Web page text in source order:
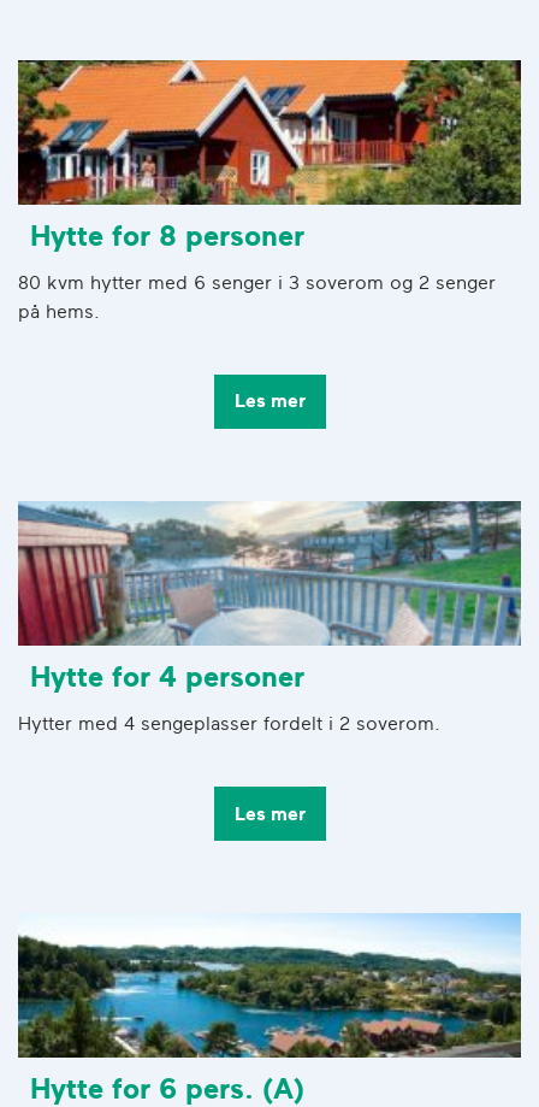
Hytte for 8 personer
80 kvm hytter med 6 senger i 3 soverom og 2 senger
på hems.
Les mer
Hytte for 4 personer
Hytter med 4 sengeplasser fordelt i 2 soverom.
Les mer
Hytte for 6 pers. (A)